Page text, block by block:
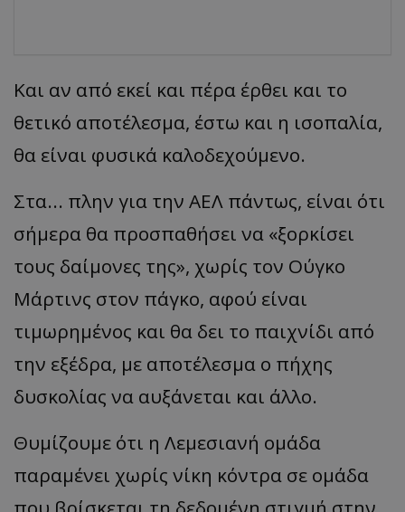
Και αν από εκεί και πέρα έρθει και το
θετικό αποτέλεσμα, έστω και η ισοπαλία,
θα είναι φυσικά καλοδεχούμενο.
Στα... πλην για την ΑΕΛ πάντως, είναι ότι
σήμερα θα προσπαθήσει να «ξορκίσει
τους δαίμονες της», χωρίς τον Ούγκο
Μάρτινς στον πάγκο, αφού είναι
τιμωρημένος και θα δει το παιχνίδι από
την εξέδρα, με αποτέλεσμα ο πήχης
δυσκολίας να αυξάνεται και άλλο.
Θυμίζουμε ότι η Λεμεσιανή ομάδα
παραμένει χωρίς νίκη κόντρα σε ομάδα